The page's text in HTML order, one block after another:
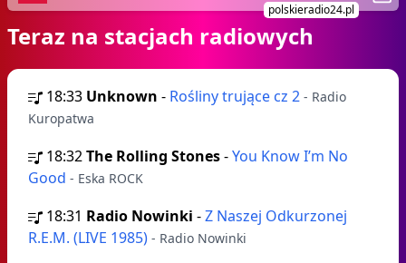
polskieradio24.pl
Teraz na stacjach radiowych
18:33 Unknown - Rośliny trujące cz 2 - Radio
Kuropatwa
18:32The Rolling Stones-You Know I’m No
Good - Eska ROCK
18:31 Radio Nowinki -Z Naszej Odkurzonej
R.E.M. (LIVE 1985) - Radio Nowinki